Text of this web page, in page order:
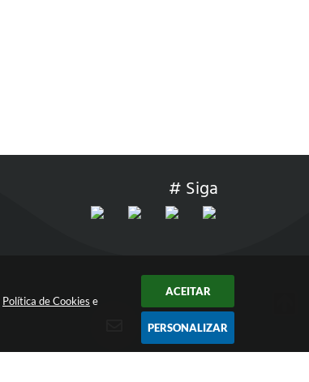
Política de Cookies e
ACEITAR
PERSONALIZAR
# Siga